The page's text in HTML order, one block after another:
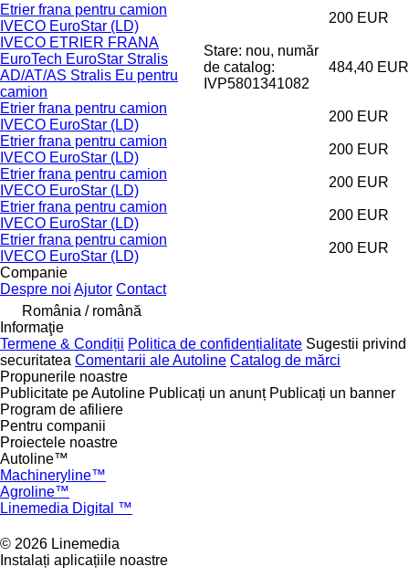
Etrier frana pentru camion
IVECO EuroStar (LD)
200 EUR
IVECO ETRIER FRANA
EuroTech EuroStar Stralis
AD/AT/AS Stralis Eu pentru
camion
Stare: nou, număr
de catalog:
IVP5801341082
484,40 EUR
Etrier frana pentru camion
IVECO EuroStar (LD)
200 EUR
Etrier frana pentru camion
IVECO EuroStar (LD)
200 EUR
Etrier frana pentru camion
IVECO EuroStar (LD)
200 EUR
Etrier frana pentru camion
IVECO EuroStar (LD)
200 EUR
Etrier frana pentru camion
IVECO EuroStar (LD)
200 EUR
Companie
Despre noi Ajutor Contact
România / română
Informaţie
Termene & Condiții Politica de confidențialitate Sugestii privind
securitatea Comentarii ale Autoline Catalog de mărcі
Propunerile noastre
Publicitate pe Autoline Publicați un anunț Publicați un banner
Program de afiliere
Pentru companii
Proiectele noastre
Autoline™
Machineryline™
Agroline™
Linemedia Digital ™
© 2026 Linemedia
Instalați aplicațiile noastre